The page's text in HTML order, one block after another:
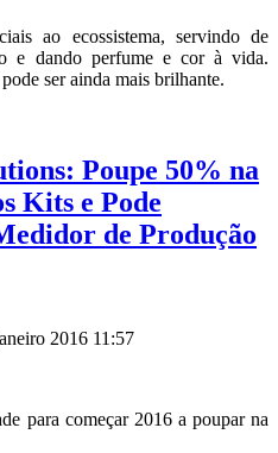
ao ecossistema, servindo de
e dando perfume e cor à vida.
ser ainda mais brilhante.
Poupe 50% na
Kits e Pode
de Produção
2016 11:57
para começar 2016 a poupar na